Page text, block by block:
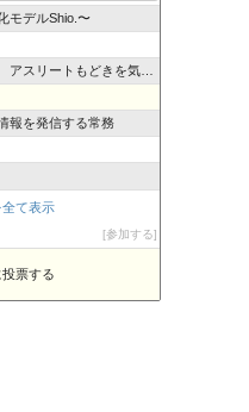
モデルShio.〜
リートもどきを気取る
報を発信する常務
の宿 しれとこ村ブログ
て表示
参加する
票する